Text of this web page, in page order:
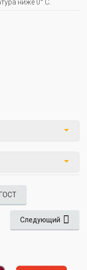
ниже 0° С.
Следующий